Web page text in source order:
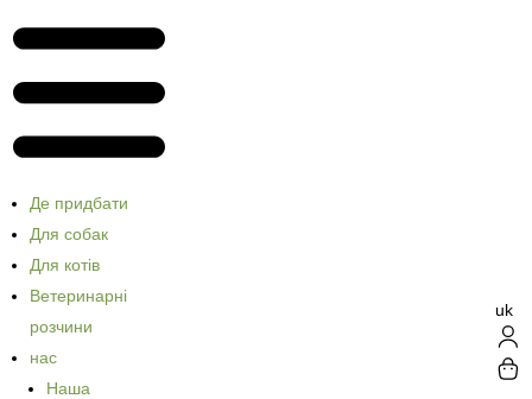
Де придбати
Для собак
Для котів
Ветеринарні
розчини
нас
Наша
uk